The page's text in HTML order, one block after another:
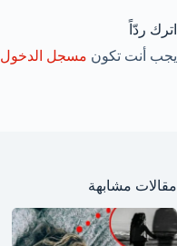
اترك ردّاً
يجب أنت تكون مسجل الدخول
مقالات مشابهة